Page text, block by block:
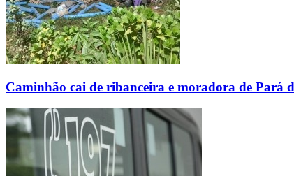
Caminhão cai de ribanceira e moradora de Pará